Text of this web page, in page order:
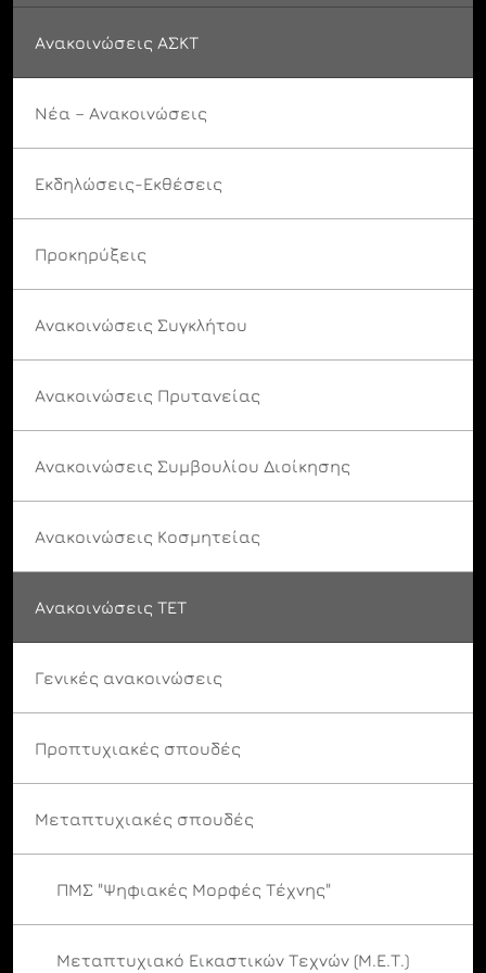
Ανακοινώσεις ΑΣΚΤ
Νέα – Ανακοινώσεις
Εκδηλώσεις-Εκθέσεις
Προκηρύξεις
Ανακοινώσεις Συγκλήτου
Ανακοινώσεις Πρυτανείας
Ανακοινώσεις Συμβουλίου Διοίκησης
Ανακοινώσεις Κοσμητείας
Ανακοινώσεις ΤΕΤ
Γενικές ανακοινώσεις
Προπτυχιακές σπουδές
Μεταπτυχιακές σπουδές
ΠΜΣ "Ψηφιακές Μορφές Τέχνης"
Μεταπτυχιακό Εικαστικών Τεχνών (Μ.Ε.Τ.)